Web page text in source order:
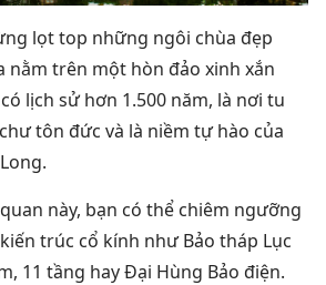
lọt top những ngôi chùa đẹp
nằm trên một hòn đảo xinh xắn
lịch sử hơn 1.500 năm, là nơi tu
tôn đức và là niềm tự hào của
này, bạn có thể chiêm ngưỡng
​​trúc cổ kính như Bảo tháp Lục
11 tầng hay Đại Hùng Bảo điện.